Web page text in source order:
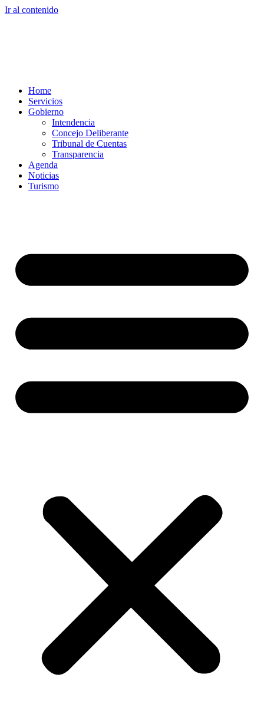
Ir al contenido
Home
Servicios
Gobierno
Intendencia
Concejo Deliberante
Tribunal de Cuentas
Transparencia
Agenda
Noticias
Turismo